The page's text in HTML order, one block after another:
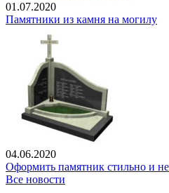
01.07.2020
Памятники из камня на могилу
04.06.2020
Оформить памятник стильно и
Все новости